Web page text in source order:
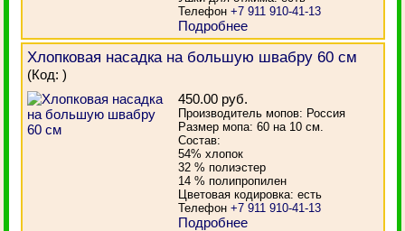
Телефон+7 911 910-41-13
Подробнее
Хлопковая насадка на большую швабру 60 см
(Код:)
450.00 руб.
Производитель мопов: Россия
Размер мопа: 60 на 10 см.
Состав:
54% хлопок
32 % полиэстер
14 % полипропилен
Цветовая кодировка: есть
Телефон+7 911 910-41-13
Подробнее